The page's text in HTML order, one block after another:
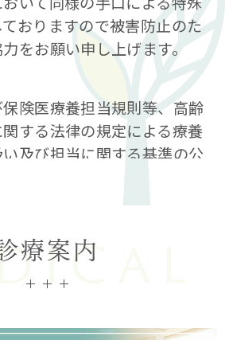
おりますので被害防止のた
をお願い申し上げます。
険医療養担当規則等、高齢
する法律の規定による療養
及び担当に関する基準の公
薬品使用推進
マイナ保険証が利用頂け
療案内